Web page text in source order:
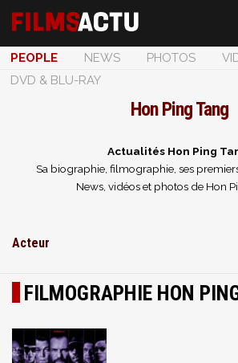
PEOPLE NEWS PHOTOS
DVD & BLU-RAY
Hon Ping Tang
Actualités Hon Ping
Sa biographie, filmographie, ses
News, vidéos et photos de Hon
Acteur
FILMOGRAPHIE HON